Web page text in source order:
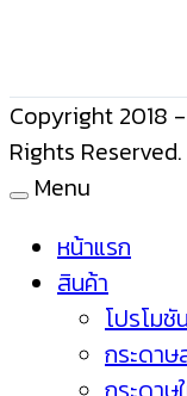
Copyright 2018 -
Rights Reserved.
Menu
หน้าแรก
สินค้า
โปรโม
กระดา